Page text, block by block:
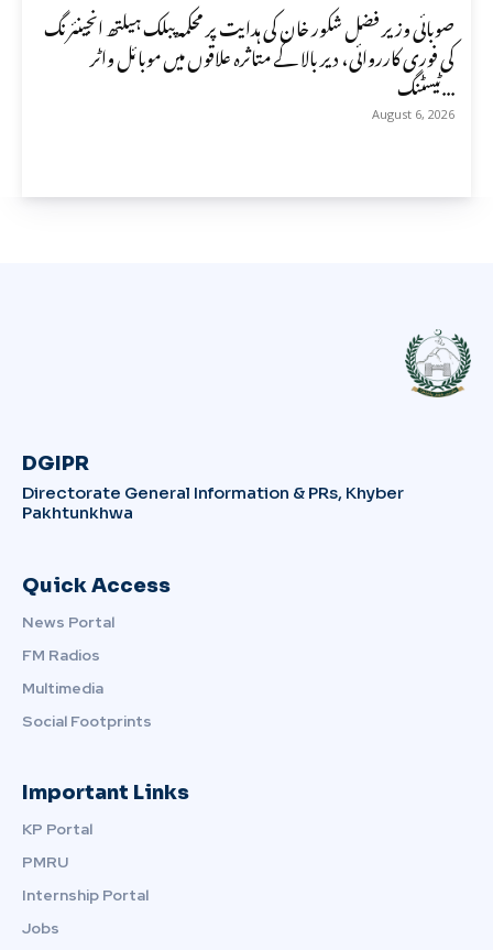
صوبائی وزیر فضل شکور خان کی ہدایت پر محکمہ پبلک ہیلتھ انجینئرنگ
کی فوری کارروائی، دیر بالا کے متاثرہ علاقوں میں موبائل واٹر
ٹیسٹنگ...
August 6, 2026
DGIPR
Directorate General Information & PRs, Khyber
Pakhtunkhwa
Quick Access
News Portal
FM Radios
Multimedia
Social Footprints
Important Links
KP Portal
PMRU
Internship Portal
Jobs